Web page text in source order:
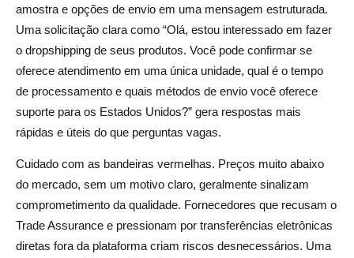
amostra e opções de envio em uma mensagem estruturada.
Uma solicitação clara como “Olá, estou interessado em fazer
o dropshipping de seus produtos. Você pode confirmar se
oferece atendimento em uma única unidade, qual é o tempo
de processamento e quais métodos de envio você oferece
suporte para os Estados Unidos?” gera respostas mais
rápidas e úteis do que perguntas vagas.
Cuidado com as bandeiras vermelhas. Preços muito abaixo
do mercado, sem um motivo claro, geralmente sinalizam
comprometimento da qualidade. Fornecedores que recusam o
Trade Assurance e pressionam por transferências eletrônicas
diretas fora da plataforma criam riscos desnecessários. Uma